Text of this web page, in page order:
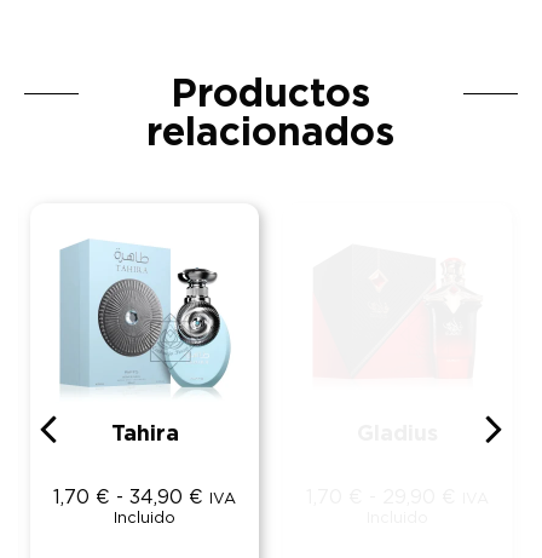
Productos
relacionados
Tahira
1,70 € - 34,90 €
IVA
Incluido